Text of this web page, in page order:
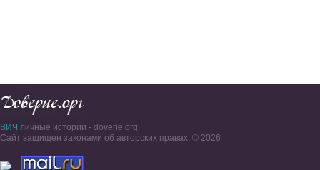
ВИЧ личные истории - doverie.org
Сайт защищен законами об авторских правах. © 2026